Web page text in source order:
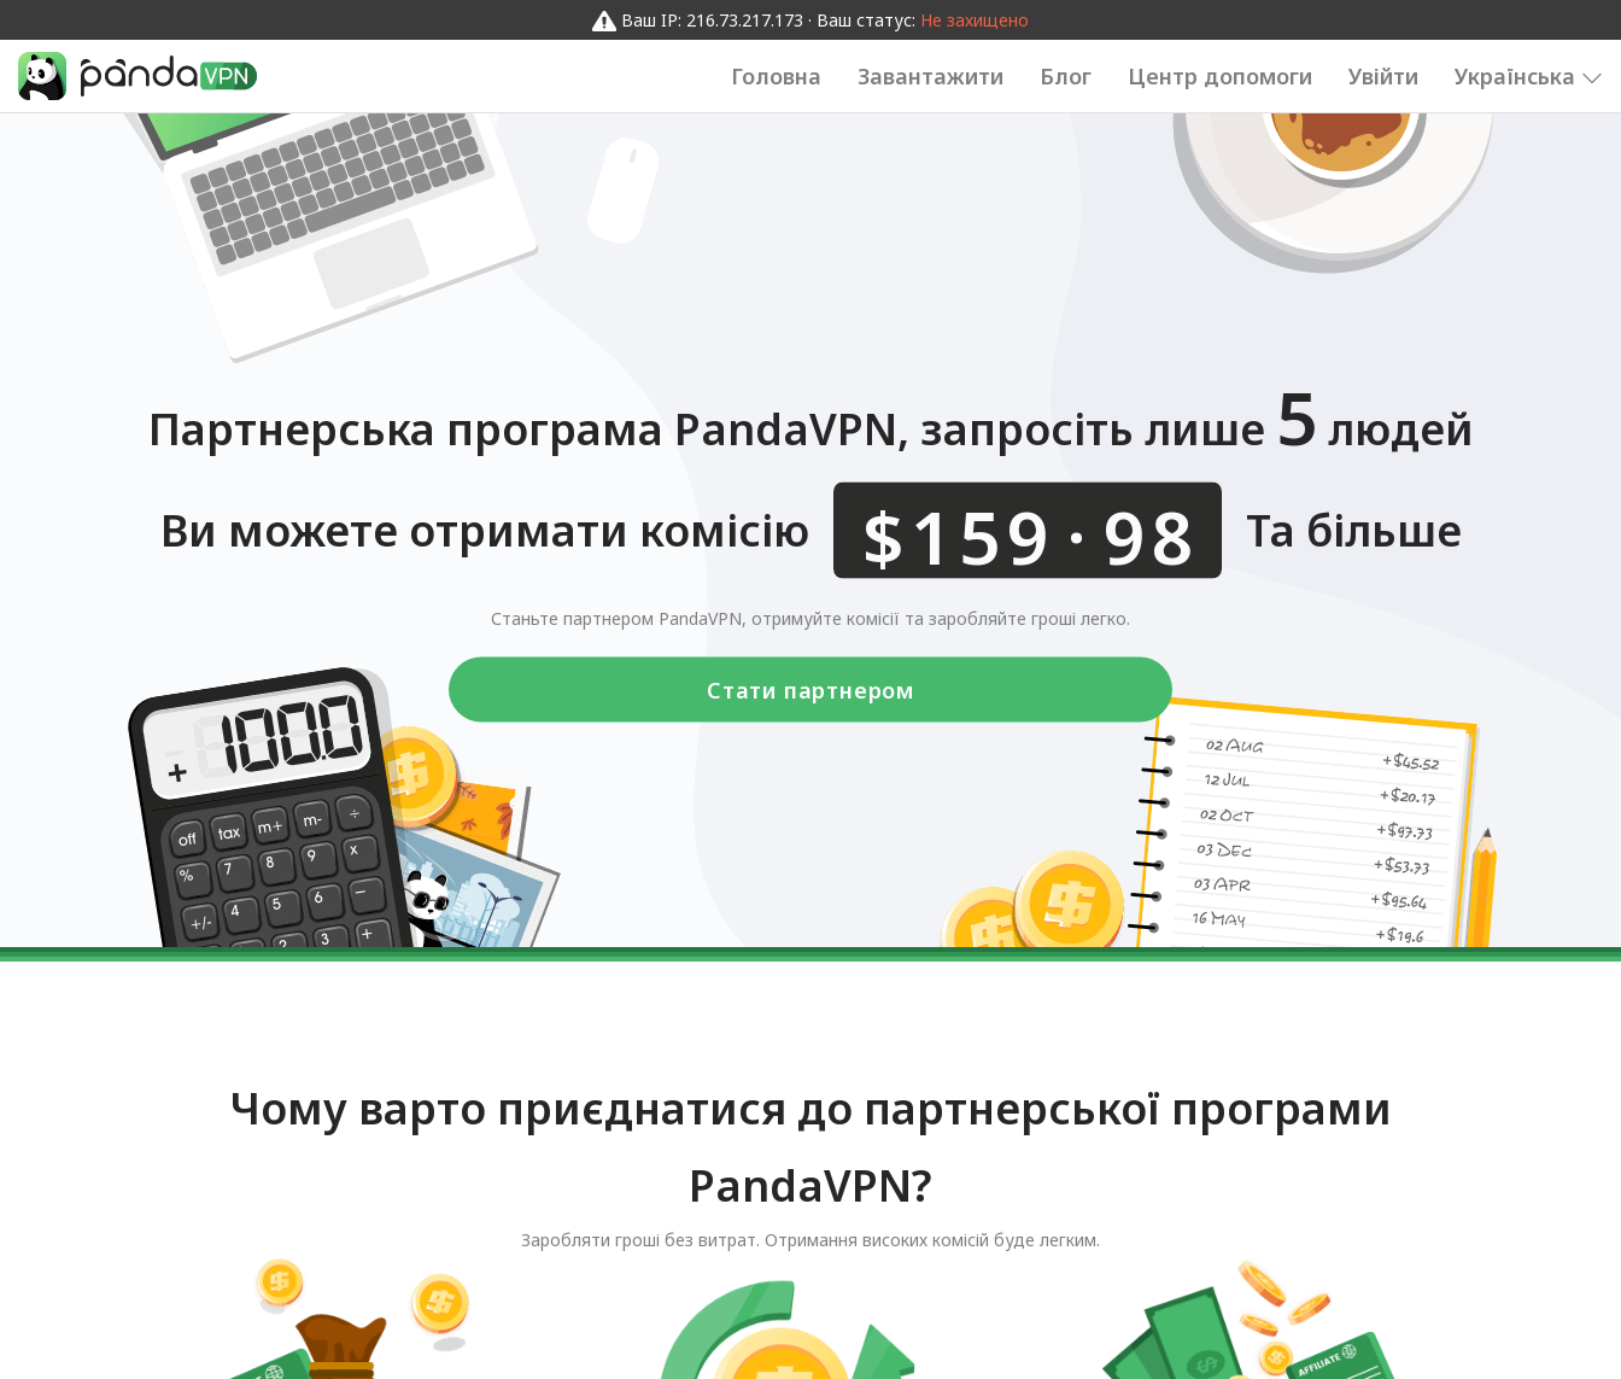
Ваш IP: 216.73.217.173 · Ваш статус: Не захищено
Головна Завантажити Блог Центр допомоги Увійти Українська
Партнерська програма PandaVPN, запросіть лише 5 людей
Ви можете отримати комісію
$
01234567890123456789. Та більше
Станьте партнером PandaVPN, отримуйте комісії та заробляйте гроші легко.
Стати партнером
Чому варто приєднатися до партнерської програми
PandaVPN?
Заробляти гроші без витрат. Отримання високих комісій буде легким.